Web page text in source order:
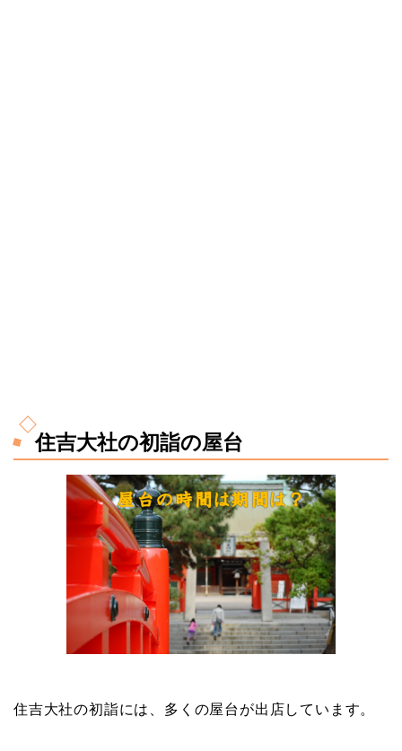
住吉大社の初詣の屋台
住吉大社の初詣には、多くの屋台が出店しています。